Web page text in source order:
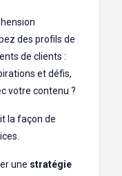
des profils de
de clients :
et défis,
votre contenu ?
la façon de
une stratégie